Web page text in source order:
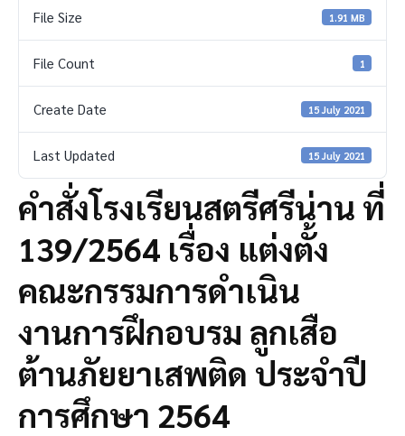
File Size 1.91 MB
File Count 1
Create Date 15 July 2021
Last Updated 15 July 2021
คำสั่งโรงเรียนสตรีศรีน่าน ที่
139/2564 เรื่อง แต่งตั้ง
คณะกรรมการดำเนิน
งานการฝึกอบรม ลูกเสือ
ต้านภัยยาเสพติด ประจำปี
การศึกษา 2564